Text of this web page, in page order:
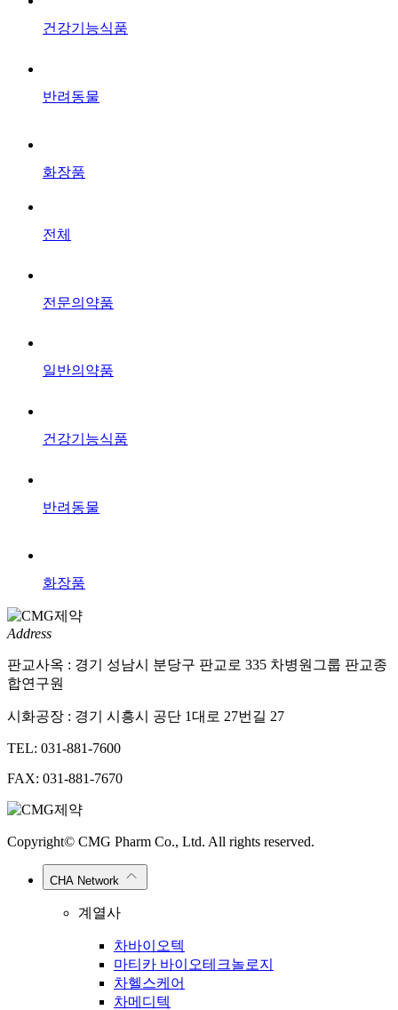
건강기능식품
반려동물
화장품
전체
전문의약품
일반의약품
건강기능식품
반려동물
화장품
Address
판교사옥 : 경기 성남시 분당구 판교로 335 차병원그룹 판교종
합연구원
시화공장 : 경기 시흥시 공단 1대로 27번길 27
TEL: 031-881-7600
FAX: 031-881-7670
Copyright© CMG Pharm Co., Ltd. All rights reserved.
CHA Network
계열사
차바이오텍
마티카 바이오테크놀로지
차헬스케어
차메디텍